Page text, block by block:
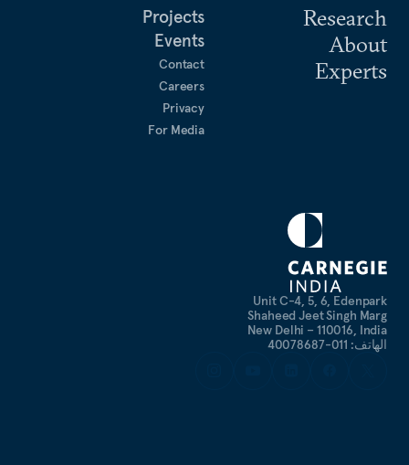
Unit C-4, 5, 6, Edenpark
Shaheed Jeet Singh Marg
New Delhi – 110016, India
الهاتف: 011-40078687
Research
About
Experts
Projects
Events
Contact
Careers
Privacy
For Media